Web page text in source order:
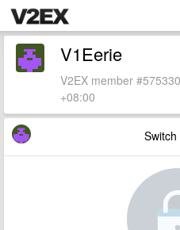
V1Eerie
V2EX member
+08:00